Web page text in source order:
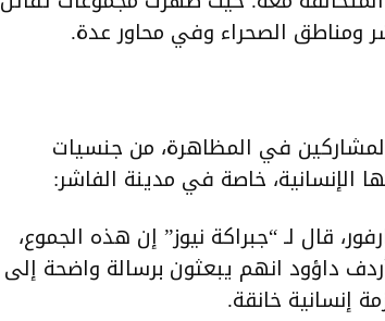
ومناطق الصحراء وفي محاور عدة.
في المظاهرة، من جنسيات
الإنسانية، خاصة في مدينة الفاشر:
قال لـ “جبراكة نيوز” إن هذه الجموع،
داؤود انهم يبعثون برسالة واضحة إلى
إنسانية خانقة.